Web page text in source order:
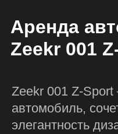
Аренда
Zeekr 001
Zeekr 001 Z-
автомобиль,
элегантность